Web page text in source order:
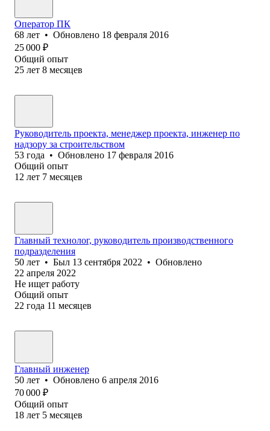
Оператор ПК
68 лет • Обновлено 18 февраля 2016
25 000 ₽
Общий опыт
25 лет 8 месяцев
Руководитель проекта, менеджер проекта, инженер по
надзору за строительством
53 года • Обновлено 17 февраля 2016
Общий опыт
12 лет 7 месяцев
Главный технолог, руководитель производственного
подразделения
50 лет • Был 13 сентября 2022 • Обновлено
22 апреля 2022
Не ищет работу
Общий опыт
22 года 11 месяцев
Главный инженер
50 лет • Обновлено 6 апреля 2016
70 000 ₽
Общий опыт
18 лет 5 месяцев